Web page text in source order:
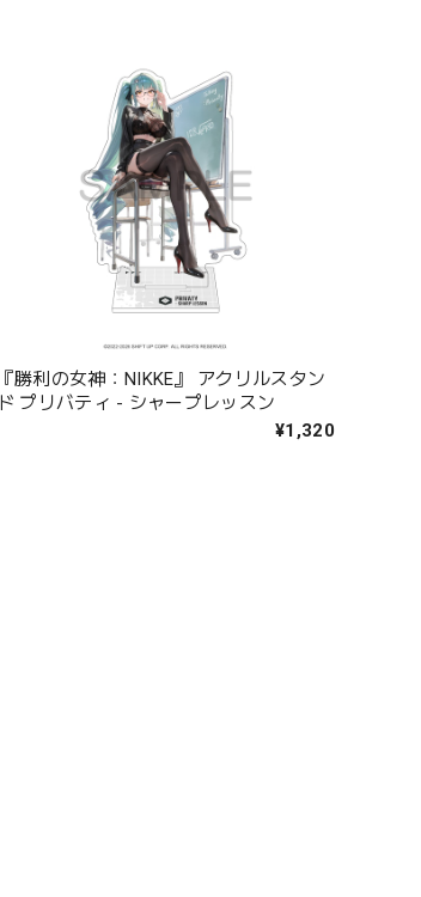
『勝利の女神：NIKKE』 アクリルスタン
ド プリバティ - シャープレッスン
¥1,320